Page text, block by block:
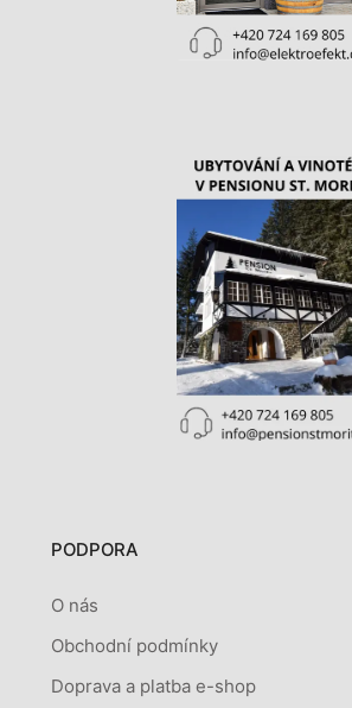
PODPORA
O nás
Obchodní podmínky
Doprava a platba e-shop